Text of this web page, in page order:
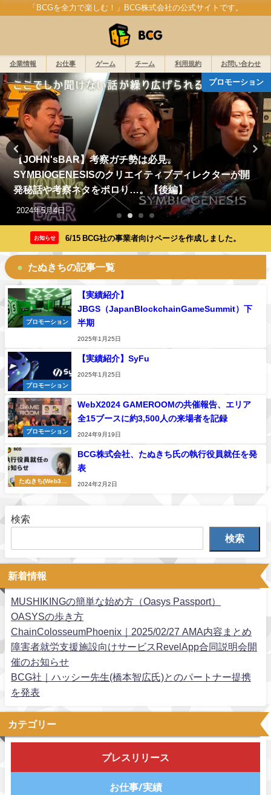
「BCGを全力で楽しむ！」BCG株式会社の公式サイトです。
企業情報 お仕事 ゲーム チーム 利用規約 お問い合わせ
プロモーション
【JOHN'sBAR】考察ガチ勢は必見。
SYMBIOGENESISのクリエイティブディレクターが開
発秘話や考察ネタをポロり…。【後編】
2024年5月4日
お知らせ 6/15 BCG社の事業者向けページを作成しました。
たぬきちの記事一覧
プロモーション
【実績紹介】
JBGS（JapanBlockchainGameSummit）下
半期
2025年1月25日
プロモーション
【実績紹介】SyFu
2025年1月25日
プロモーション
WebX2024 GAMEROOMの共催報告、エリア
全15ブースに約3,500人の来場者を記録
2024年9月19日
たぬきち(Web3 H
BCG株式会社、たぬきち氏の執行役員就任を発
表
2024年2月2日
検索
検索
新着情報
MUSHIKINGの簡単な始め方（Oasys Passport）
OASYSの歩き方
ChainColosseumPhoenix｜2025/02/27 AMA内容まとめ
障害者就労支援施設向けサービスRevelApp合同説明会開
催のお知らせ
BCG社｜ハッシー先生(橋本智広氏)とのパートナー提携
を発表
カテゴリー
プレスリリース
お仕事/実績